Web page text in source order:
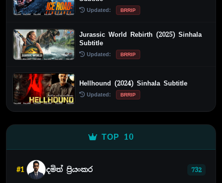
Updated: BRRIP
Jurassic World Rebirth (2025) Sinhala
Subtitle
Updated: BRRIP
Hellhound (2024) Sinhala Subtitle
Updated: BRRIP
TOP 10
#1 දමිත් ප්‍රියංකර 732